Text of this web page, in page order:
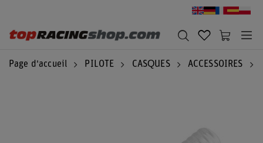
Page d'accueil PILOTE CASQUES ACCESSOIRES